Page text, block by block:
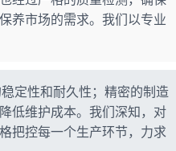
养市场的需求。我们以专业
定性和耐久性；精密的制造
低维护成本。我们深知，对
把控每一个生产环节，力求